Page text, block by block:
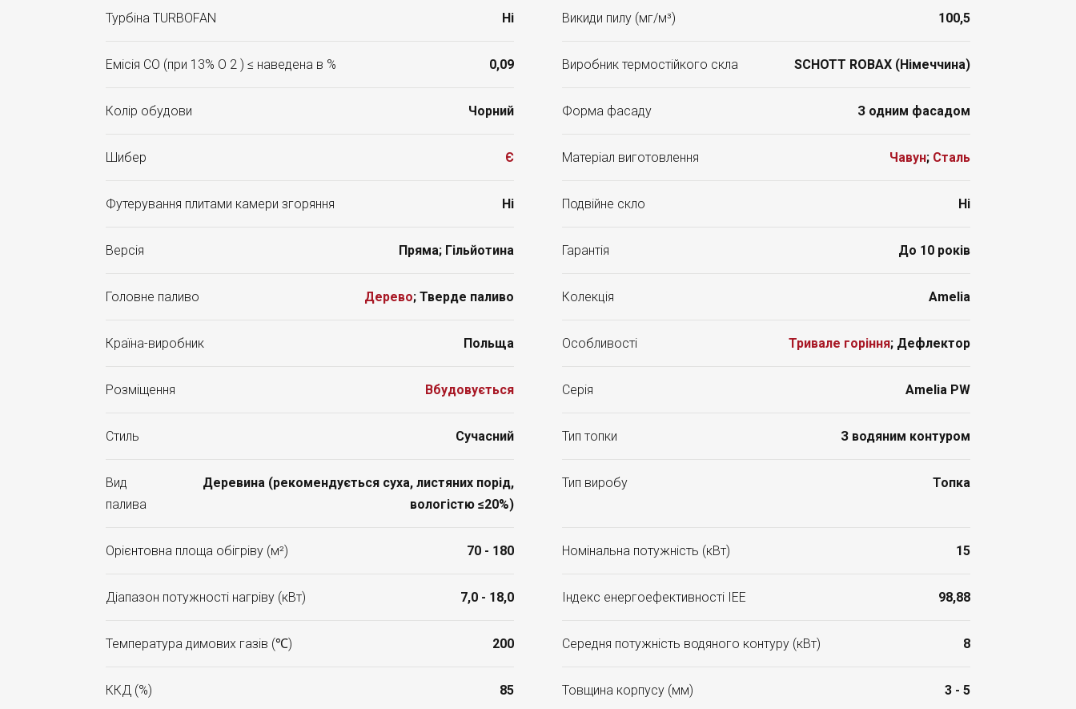
Турбіна TURBOFAN Ні Викиди пилу (мг/м³) 100,5
Емісія CO (при 13% O 2 ) ≤ наведена в % 0,09 Виробник термостійкого скла SCHOTT ROBAX (Німеччина)
Колір обудови Чорний Форма фасаду З одним фасадом
Шибер Є Матеріал виготовлення Чавун; Сталь
Футерування плитами камери згоряння Ні Подвійне скло Ні
Версія Пряма; Гільйотина Гарантія До 10 років
Головне паливо Дерево; Тверде паливо Колекція Amelia
Країна-виробник Польща Особливості Тривале горіння; Дефлектор
Розміщення Вбудовується Серія Amelia PW
Стиль Сучасний Тип топки З водяним контуром
Вид
палива
Деревина (рекомендується суха, листяних порід,
вологістю ≤20%)
Тип виробу Топка
Орієнтовна площа обігріву (м²) 70 - 180 Номінальна потужність (кВт) 15
Діапазон потужності нагріву (кВт) 7,0 - 18,0 Індекс енергоефективності ІЕЕ 98,88
Температура димових газів (℃) 200 Середня потужність водяного контуру (кВт) 8
ККД (%) 85 Товщина корпусу (мм) 3 - 5